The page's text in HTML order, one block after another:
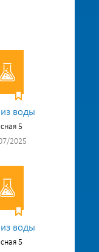
воды
5
2025
воды
5